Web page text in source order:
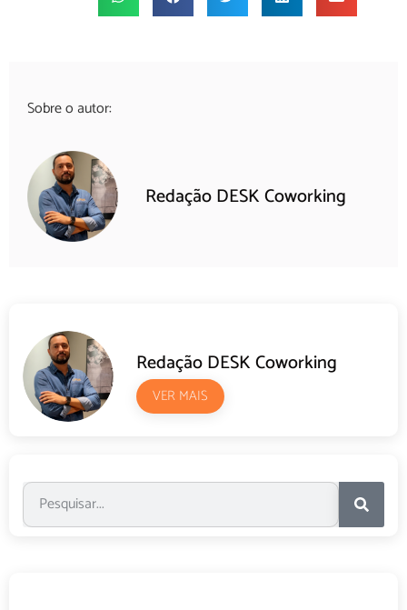
Sobre o autor:
Redação DESK Coworking
Redação DESK Coworking
VER MAIS